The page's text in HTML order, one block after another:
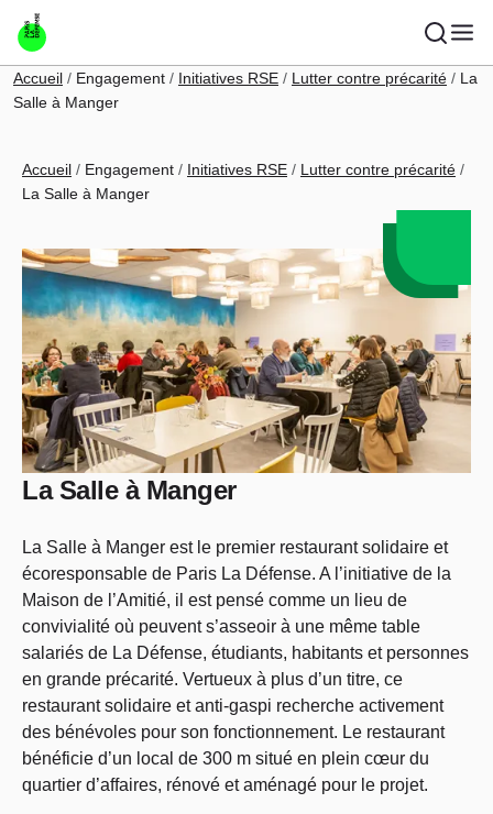
Aller au contenu principal
Fil d'Ariane
Accueil Engagement Initiatives RSE Lutter contre précarité
La
Salle à Manger
Fil d'Ariane
Accueil Engagement Initiatives RSE
Lutter contre précarité
La Salle à Manger
La Salle à Manger
La Salle à Manger est le premier restaurant solidaire et
écoresponsable de Paris La Défense. A l’initiative de la
Maison de l’Amitié, il est pensé comme un lieu de
convivialité où peuvent s’asseoir à une même table
salariés de La Défense, étudiants, habitants et personnes
en grande précarité. Vertueux à plus d’un titre, ce
restaurant solidaire et anti-gaspi recherche activement
des bénévoles pour son fonctionnement. Le restaurant
bénéficie d’un local de 300 m situé en plein cœur du
quartier d’affaires, rénové et aménagé pour le projet.